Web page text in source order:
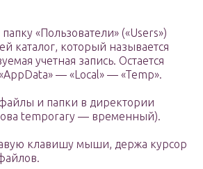
«Пользователи» («Users»)
каталог, который называется
учетная запись. Остается
— «Local» — «Temp».
и папки в директории
temporary — временный).
клавишу мыши, держа курсор